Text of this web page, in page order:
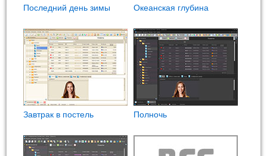
Последний день зимы Океанская глубина
Завтрак в постель Полночь